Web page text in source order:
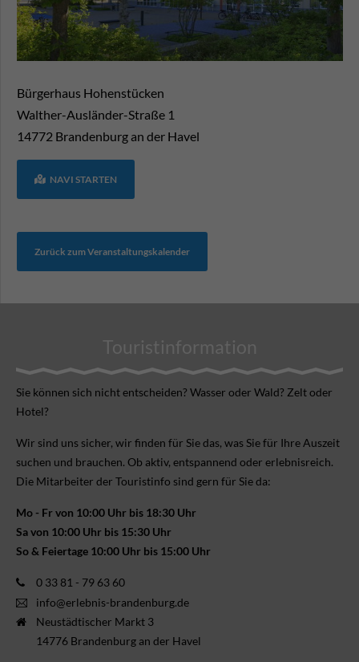
Bürgerhaus Hohenstücken
Walther-Ausländer-Straße 1
14772 Brandenburg an der Havel
NAVI STARTEN
Zurück zum Veranstaltungskalender
Touristinformation
Sie können sich nicht ent­scheiden? Wasser oder Wald? Zelt oder
Hotel?
Wir sind uns sicher, wir finden für Sie das, was Sie für Ihre Aus­zeit
suchen und brauchen. Ob aktiv, ent­spannend oder erlebnis­reich.
Die Mitarbeiter der Touristinfo sind gern für Sie da:
Mo - Fr von 10:00 Uhr bis 18:30 Uhr
Sa von 10:00 Uhr bis 15:30 Uhr
So & Feiertage 10:00 Uhr bis 15:00 Uhr
0 33 81 - 79 63 60
info@erlebnis-brandenburg.de
Neustädtischer Markt 3
14776 Brandenburg an der Havel